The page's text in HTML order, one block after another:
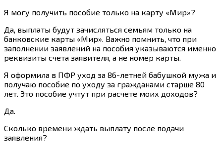
Я могу получить пособие только на карту «Мир»?
Да, выплаты будут зачисляться семьям только на
банковские карты «Мир». Важно помнить, что при
заполнении заявлений на пособия указываются именно
реквизиты счета заявителя, а не номер карты.
Я оформила в ПФР уход за 86-летней бабушкой мужа и
получаю пособие по уходу за гражданами старше 80
лет. Это пособие учтут при расчете моих доходов?
Да.
Сколько времени ждать выплату после подачи
заявления?